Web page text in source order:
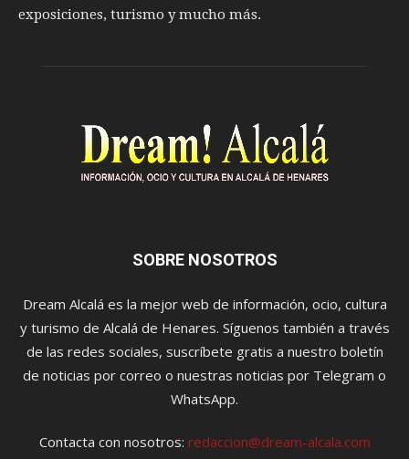
exposiciones, turismo y mucho más.
SOBRE NOSOTROS
Dream Alcalá es la mejor web de información, ocio, cultura
y turismo de Alcalá de Henares. Síguenos también a través
de las redes sociales, suscríbete gratis a nuestro boletín
de noticias por correo o nuestras noticias por Telegram o
WhatsApp.
Contacta con nosotros: redaccion@dream-alcala.com